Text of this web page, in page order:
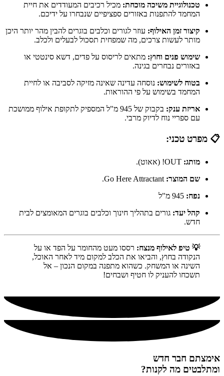
טכנולוגיית משיכה מוכחת: מכיל רכיבים המעודדים את חיית
המחמד להתפנות באזורים ספציפיים שנבחרו על ידיכם.
קיצור זמן האילוף: עוזר לגורים וכלבים בוגרים להבין מהר יותר היכן
מותר לעשות צרכים, מה שמפחית תסכול לבעלים ולכלב.
שימוש פנים וחוץ: מתאים לריסוס על פדים, דשא סינטטי או
באזורים נבחרים בגינה.
בטוח לשימוש: נוסחה עדינה שאינה מזיקה לסביבה או לחיית
המחמד בשימוש על פי ההוראות.
אריזת ענק:
בקבוק של 945 מ"ל המספיק לתקופת אילוף ממושכת
עם ספריי נוח לדיוק מרבי.
📋 מפרט טכני:
מותג:
שם המוצר:
נפח:
קהל יעד: גורים בתהליך חינוך וכלבים בוגרים המאומצים לבית
חדש.
💡 טיפ לאילוף מנצח: רססו מעט מהחומר על הפד או על
הנקודה בחוץ, והביאו את הכלב למקום מיד לאחר האוכל,
השינה או המשחק. כשהוא מתפנה במקום הנכון – אל
תשכחו להעניק לו חטיף ושבחים!
אימצתם חבר חדש
ומתלבטים מה לקנות?